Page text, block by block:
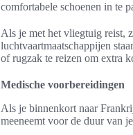
comfortabele schoenen in te
Als je met het vliegtuig reist,
luchtvaartmaatschappijen
of rugzak te reizen om extra
Medische voorbereidingen
Als je binnenkort naar
meeneemt voor de duur van